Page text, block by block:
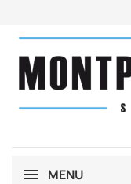
MENU